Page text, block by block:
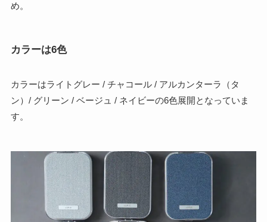
め。
カラーは6色
カラーはライトグレー / チャコール / アルカンターラ（タ
ン）/ グリーン / ベージュ / ネイビーの6色展開となっていま
す。